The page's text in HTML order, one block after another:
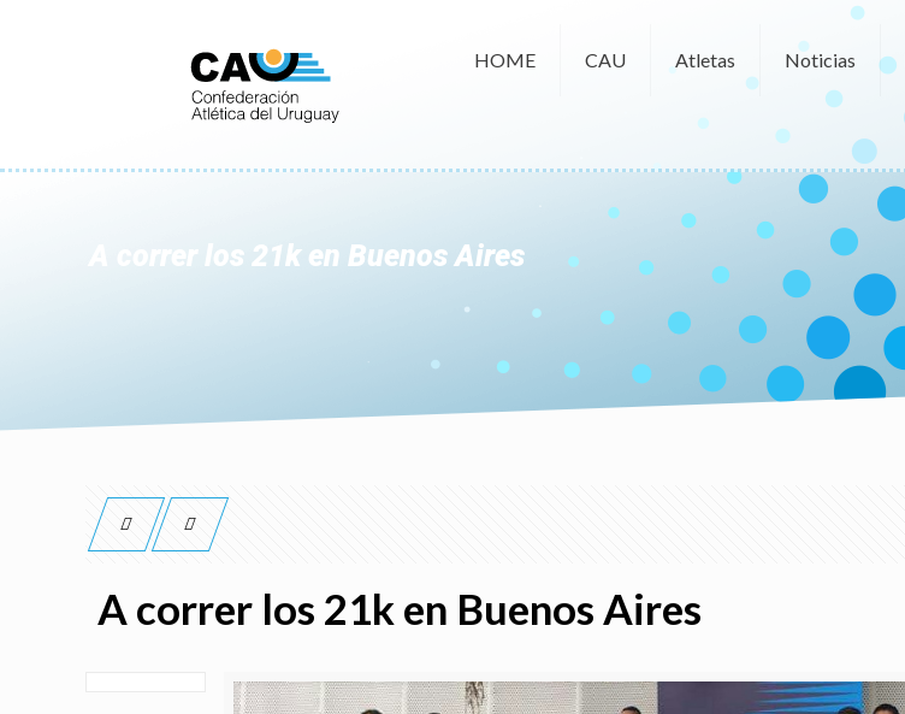
HOME CAU Atletas Noticias
A correr los 21k en Buenos Aires
A correr los 21k en Buenos Aires